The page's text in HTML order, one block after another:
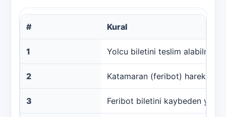
# Kural
1 Yolcu biletini teslim alabilmek
2 Katamaran (feribot)
3 Feribot biletini kaybeden